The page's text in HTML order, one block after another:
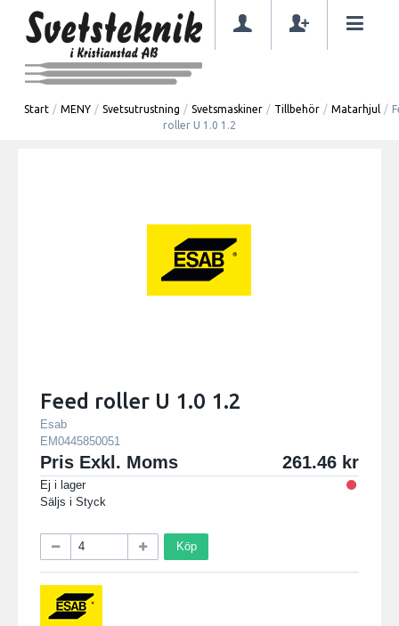
Start / MENY / Svetsutrustning / Svetsmaskiner / Tillbehör / Matarhjul /
roller U 1.0 1.2
Feed roller U 1.0 1.2
Esab
EM0445850051
Pris Exkl. Moms 261.46
Ej i lager
Säljs i Styck
Köp